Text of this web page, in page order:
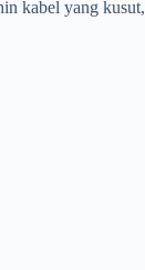
kabel yang